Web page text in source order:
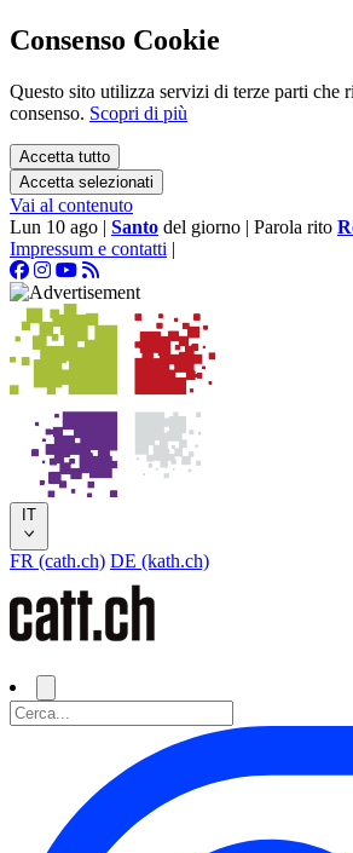
Consenso Cookie
Questo sito utilizza servizi di terze parti che
consenso. Scopri di più
Accetta tutto
Accetta selezionati
Vai al contenuto
Lun 10 ago | Santo del giorno | Parola rito
Impressum e contatti |
IT
FR (cath.ch) DE (kath.ch)